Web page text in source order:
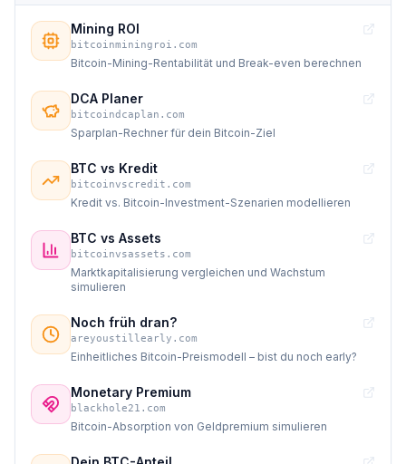
Mining ROI
bitcoinminingroi.com
Bitcoin-Mining-Rentabilität und Break-even berechnen
DCA Planer
bitcoindcaplan.com
Sparplan-Rechner für dein Bitcoin-Ziel
BTC vs Kredit
bitcoinvscredit.com
Kredit vs. Bitcoin-Investment-Szenarien modellieren
BTC vs Assets
bitcoinvsassets.com
Marktkapitalisierung vergleichen und Wachstum
simulieren
Noch früh dran?
areyoustillearly.com
Einheitliches Bitcoin-Preismodell – bist du noch early?
Monetary Premium
blackhole21.com
Bitcoin-Absorption von Geldpremium simulieren